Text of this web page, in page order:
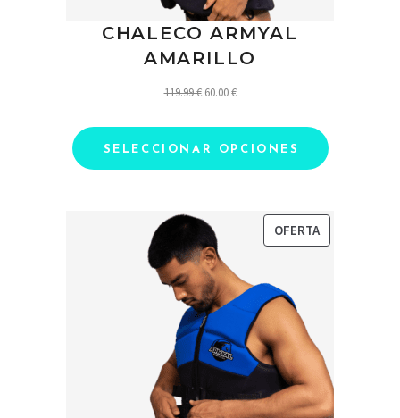
CHALECO ARMYAL
AMARILLO
119.99€ El
60.00€El
SELECCIONAR OPCIONES
OFERTAPRODUCTO
EN